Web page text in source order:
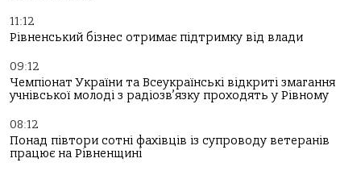
11:12
Рівненський бізнес отримає підтримку від влади
09:12
Чемпіонат України та Всеукраїнські відкриті змагання
учнівської молоді з радіозв’язку проходять у Рівному
08:12
Понад півтори сотні фахівців із супроводу ветеранів
працює на Рівненщині